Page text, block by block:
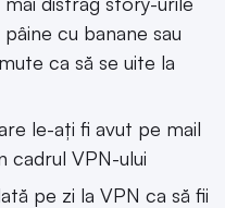
cu banane sau
ca să se uite la
le-ați fi avut pe mail
cadrul VPN-ului
pe zi la VPN ca să fii